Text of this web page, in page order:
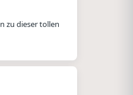
zu dieser tollen